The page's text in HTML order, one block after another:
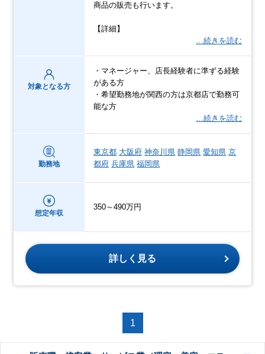
商品の販売も行います。
【詳細】
…続きを読む
対象となる方
・マネージャー、店長経験者に準ずる経験
がある方
・希望勤務地が関西の方は京都店で勤務可
能な方
…続きを読む
勤務地
東京都 大阪府 神奈川県 静岡県 愛知県 京
都府 兵庫県 福岡県
想定年収
350～490万円
詳しく見る
1